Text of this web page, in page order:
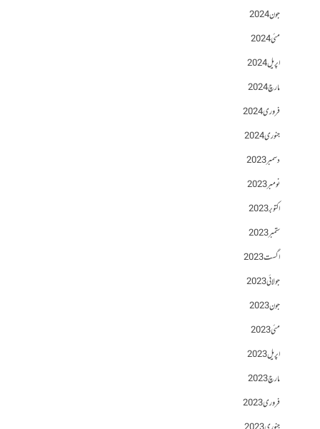
جون 2024
مئی 2024
اپریل 2024
مارچ 2024
فروری 2024
جنوری 2024
دسمبر 2023
نومبر 2023
اکتوبر 2023
ستمبر 2023
اگست 2023
جولائی 2023
جون 2023
مئی 2023
اپریل 2023
مارچ 2023
فروری 2023